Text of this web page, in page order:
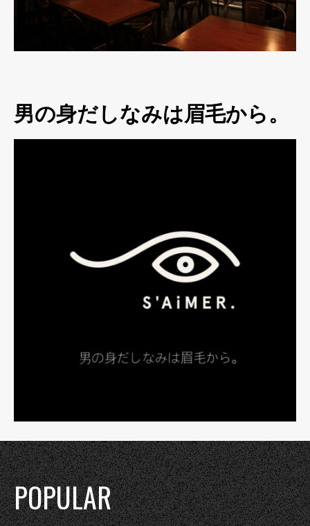
男の身だしなみは眉毛から。
POPULAR